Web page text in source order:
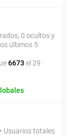
0 ocultos y
últimos 5
6673 el 29
• Usuarios totales